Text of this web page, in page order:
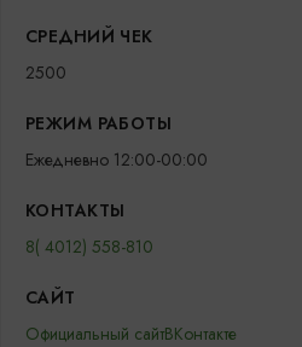
СРЕДНИЙ ЧЕК
2500
РЕЖИМ РАБОТЫ
Ежедневно 12:00-00:00
КОНТАКТЫ
8( 4012) 558-810
САЙТ
Официальный сайтВКонтакте